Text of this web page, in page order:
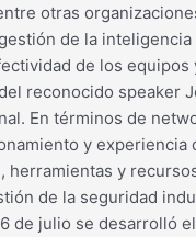
otras
de la
de los
reconocido
En términos de
y
y
de la seguridad
julio se desarrolló